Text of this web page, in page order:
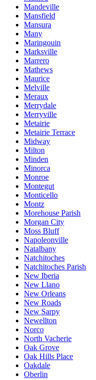
Mandeville
Mansfield
Mansura
Many
Maringouin
Marksville
Marrero
Mathews
Maurice
Melville
Meraux
Merrydale
Merryville
Metairie
Metairie Terrace
Midway
Milton
Minden
Minorca
Monroe
Montegut
Monticello
Montz
Morehouse Parish
Morgan City
Moss Bluff
Napoleonville
Natalbany
Natchitoches
Natchitoches Parish
New Iberia
New Llano
New Orleans
New Roads
New Sarpy
Newellton
Norco
North Vacherie
Oak Grove
Oak Hills Place
Oakdale
Oberlin